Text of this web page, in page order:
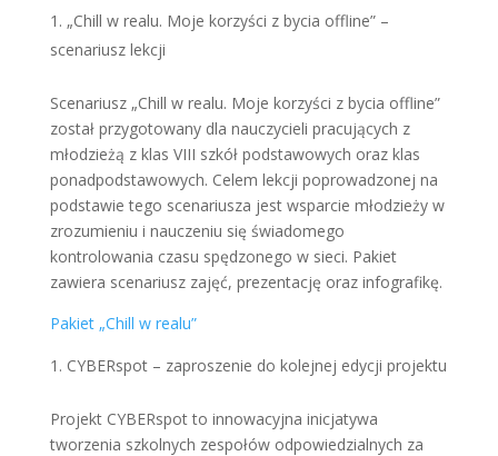
„Chill w realu. Moje korzyści z bycia offline” –
scenariusz lekcji
Scenariusz „Chill w realu. Moje korzyści z bycia offline”
został przygotowany dla nauczycieli pracujących z
młodzieżą z klas VIII szkół podstawowych oraz klas
ponadpodstawowych. Celem lekcji poprowadzonej na
podstawie tego scenariusza jest wsparcie młodzieży w
zrozumieniu i nauczeniu się świadomego
kontrolowania czasu spędzonego w sieci. Pakiet
zawiera scenariusz zajęć, prezentację oraz infografikę.
Pakiet „Chill w realu”
CYBERspot – zaproszenie do kolejnej edycji projektu
Projekt CYBERspot to innowacyjna inicjatywa
tworzenia szkolnych zespołów odpowiedzialnych za